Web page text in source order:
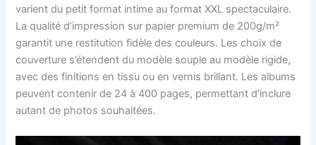
varient du petit format intime au format XXL spectaculaire.
La qualité d’impression sur papier premium de 200g/m²
garantit une restitution fidèle des couleurs. Les choix de
couverture s’étendent du modèle souple au modèle rigide,
avec des finitions en tissu ou en vernis brillant. Les albums
peuvent contenir de 24 à 400 pages, permettant d’inclure
autant de photos souhaitées.